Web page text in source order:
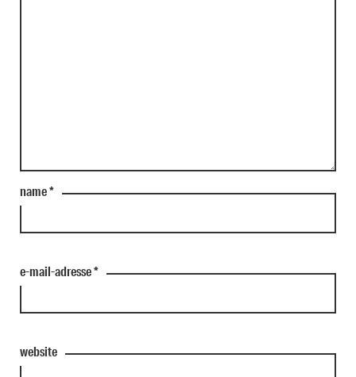
name*
e-mail-adresse*
website